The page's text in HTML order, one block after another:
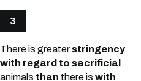
3
There is greaterstringency
with regard to sacrificial
animals than there iswith